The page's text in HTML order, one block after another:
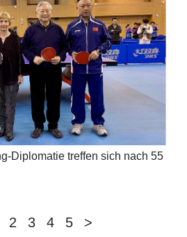
Diplomatie treffen sich nach 55
2 3 4 5 >